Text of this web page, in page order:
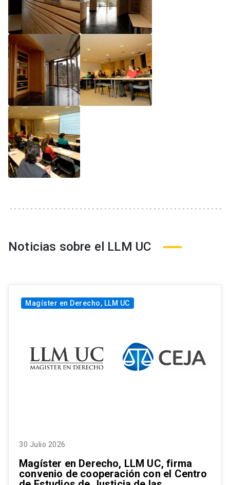
Noticias sobre el LLM UC
Magíster en Derecho, LLM UC
30 Julio 2026
Magíster en Derecho, LLM UC, firma
convenio de cooperación con el Centro